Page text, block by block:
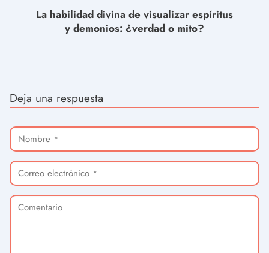
La habilidad divina de visualizar espíritus
y demonios: ¿verdad o mito?
Deja una respuesta